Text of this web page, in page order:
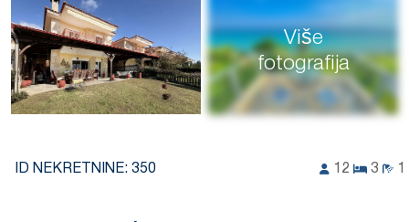
Više
fotografija
ID NEKRETNINE: 350 12 3 1